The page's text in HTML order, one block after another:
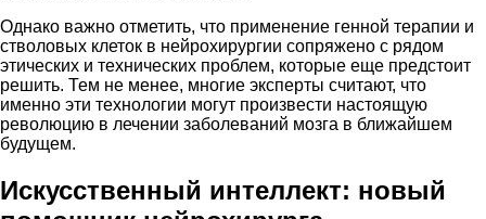
Однако важно отметить, что применение генной терапии и
стволовых клеток в нейрохирургии сопряжено с рядом
этических и технических проблем, которые еще предстоит
решить. Тем не менее, многие эксперты считают, что
именно эти технологии могут произвести настоящую
революцию в лечении заболеваний мозга в ближайшем
будущем.
Искусственный интеллект: новый